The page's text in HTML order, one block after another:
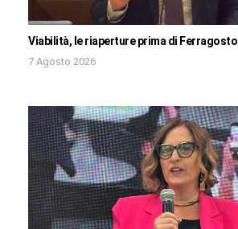
Viabilità, le riaperture prima di Ferragosto
7 Agosto 2026